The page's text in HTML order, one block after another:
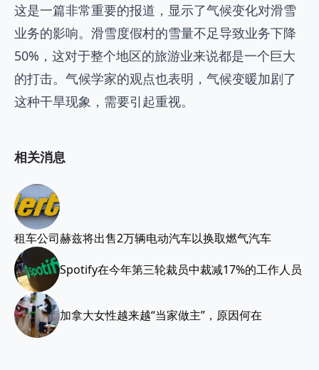
这是一篇非常重要的报道，显示了气候变化对滑雪
业务的影响。滑雪度假村的雪量不足导致业务下降
50%，这对于整个地区的旅游业来说都是一个巨大
的打击。气候学家的观点也表明，气候变暖加剧了
这种干旱现象，需要引起重视。
相关消息
租车公司赫兹将出售2万辆电动汽车以换取燃气汽车
Spotify在今年第三轮裁员中裁减17%的工作人员
加拿大女性越来越“当家做主”，原因何在